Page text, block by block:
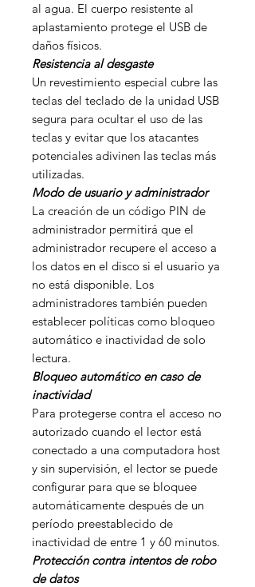
al agua. El cuerpo resistente al
aplastamiento protege el USB de
daños físicos.
Resistencia al desgaste
Un revestimiento especial cubre las
teclas del teclado de la unidad USB
segura para ocultar el uso de las
teclas y evitar que los atacantes
potenciales adivinen las teclas más
utilizadas.
Modo de usuario y administrador
La creación de un código PIN de
administrador permitirá que el
administrador recupere el acceso a
los datos en el disco si el usuario ya
no está disponible. Los
administradores también pueden
establecer políticas como bloqueo
automático e inactividad de solo
lectura.
Bloqueo automático en caso de
inactividad
Para protegerse contra el acceso no
autorizado cuando el lector está
conectado a una computadora host
y sin supervisión, el lector se puede
configurar para que se bloquee
automáticamente después de un
período preestablecido de
inactividad de entre 1 y 60 minutos.
Protección contra intentos de robo
de datos